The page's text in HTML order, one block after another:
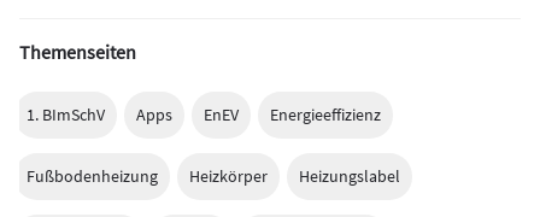
Themenseiten
1. BImSchV Apps EnEV Energieeffizienz
Fußbodenheizung Heizkörper Heizungslabel